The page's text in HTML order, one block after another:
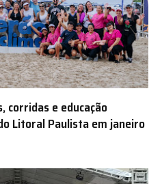
corridas e educação
Litoral Paulista em janeiro